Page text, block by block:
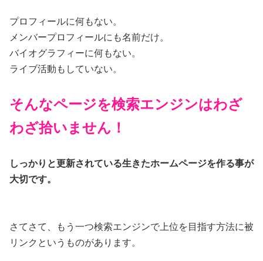
プロフィールに何もない。
メンバープロフィールにも名前だけ。
バイオグラフィーに何もない。
ライブ活動もしていない。
そんなページを検索エンジンはわざ
わざ拾いません！
しっかりと更新されている生きたホームページを作る事が
大切です。
さてさて、もう一つ検索エンジンで上位を目指す方法に被
リンクというものがあります。